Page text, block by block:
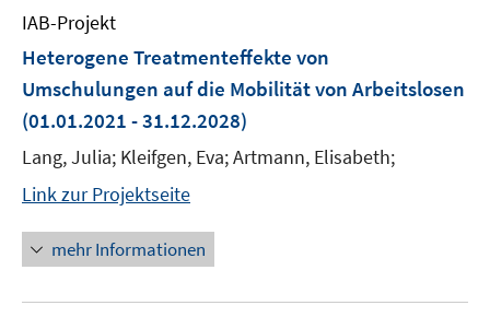
IAB-Projekt
Heterogene Treatmenteffekte von
Umschulungen auf die Mobilität von Arbeitslosen
(01.01.2021 - 31.12.2028)
Lang, Julia; Kleifgen, Eva; Artmann, Elisabeth;
Link zur Projektseite
mehr Informationen